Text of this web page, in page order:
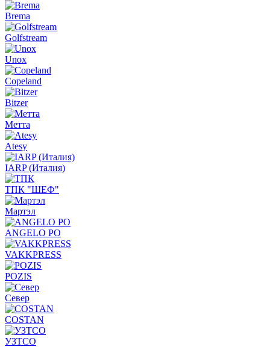
Brema
Golfstream
Unox
Copeland
Bitzer
Метта
Atesy
IARP (Италия)
ТПК "ШЕФ"
Мартэл
ANGELO PO
VAKKPRESS
POZIS
Север
COSTAN
УЗТСО